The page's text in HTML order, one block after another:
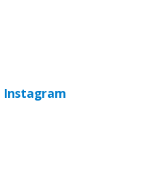
Instagram